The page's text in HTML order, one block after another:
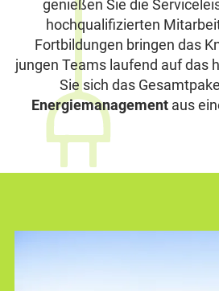
genießen Sie die
hochqualifizierten
Fortbildungen bringen das
jungen Teams laufend auf das
Sie sich das
Energiemanagement aus